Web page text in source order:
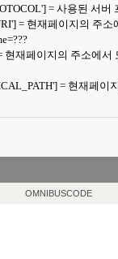
= 사용된 서버
= 현재페이지의 주
현재페이지의 주소에
= 현재페이
OMNIBUSCODE